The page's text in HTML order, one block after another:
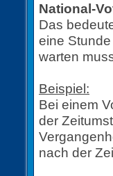
National-
Das
eine
warten
Beispiel:
Bei einem
der
nach der